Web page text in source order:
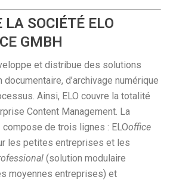
LA SOCIÉTÉ ELO
GMBH
et distribue des solutions
d’archivage numérique
Ainsi, ELO couvre la totalité
Content Management. La
de trois lignes : ELOoffice
les petites entreprises et les
(solution modulaire
moyennes entreprises) et